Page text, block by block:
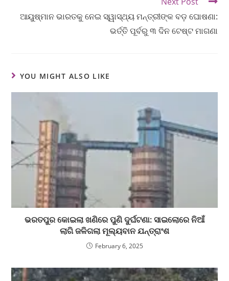
ଆୟୁଷ୍ମାନ ଭାରତକୁ ନେଇ ସ୍ୱାସ୍ଥ୍ୟ ମନ୍ତ୍ରୀଙ୍କ ବଡ଼ ଘୋଷଣା:
ଭର୍ତ୍ତି ପୂର୍ବରୁ ୩ ଦିନ ଟେଷ୍ଟ ମାଗଣା
YOU MIGHT ALSO LIKE
ଭରତପୁର କୋଇଲା ଖଣିରେ ପୁଣି ଦୁର୍ଘଟଣା: ସାଇଲୋରେ ନିଆଁ
ଲାଗି ଜଳିଗଲା ମୂଲ୍ୟବାନ ଯନ୍ତ୍ରାଂଶ
February 6, 2025